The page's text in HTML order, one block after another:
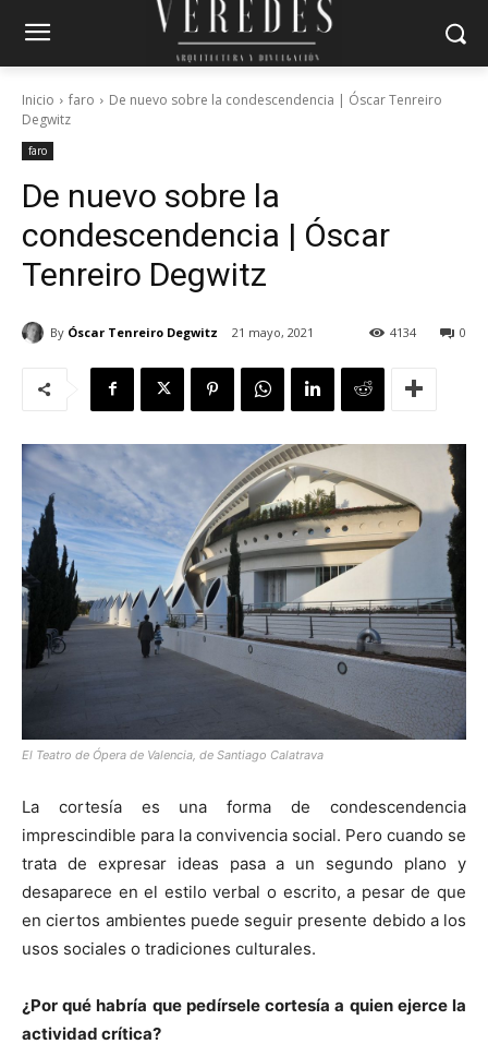
Inicio faro
De nuevo sobre la condescendencia | Óscar Tenreiro
Degwitz
faro
De nuevo sobre la
condescendencia | Óscar
Tenreiro Degwitz
By Óscar Tenreiro Degwitz 21 mayo, 2021 0
4134
El Teatro de Ópera de Valencia, de Santiago Calatrava
La cortesía es una forma de condescendencia
imprescindible para la convivencia social. Pero cuando se
trata de expresar ideas pasa a un segundo plano y
desaparece en el estilo verbal o escrito, a pesar de que
en ciertos ambientes puede seguir presente debido a los
usos sociales o tradiciones culturales.
¿Por qué habría que pedírsele cortesía a quien ejerce la
actividad crítica?